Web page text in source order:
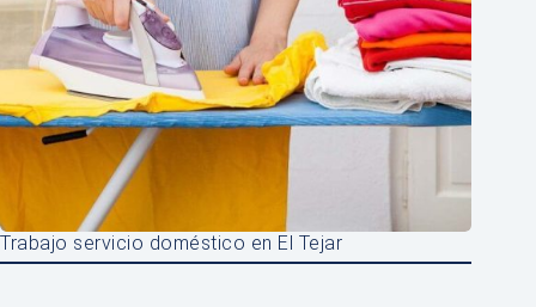
Trabajo servicio doméstico en El Tejar